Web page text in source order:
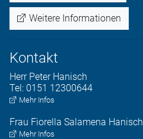
Weitere Informationen
Kontakt
Herr Peter Hanisch
Tel: 0151 12300644
Mehr Infos
Frau Fiorella Salamena Hanisch
Mehr Infos